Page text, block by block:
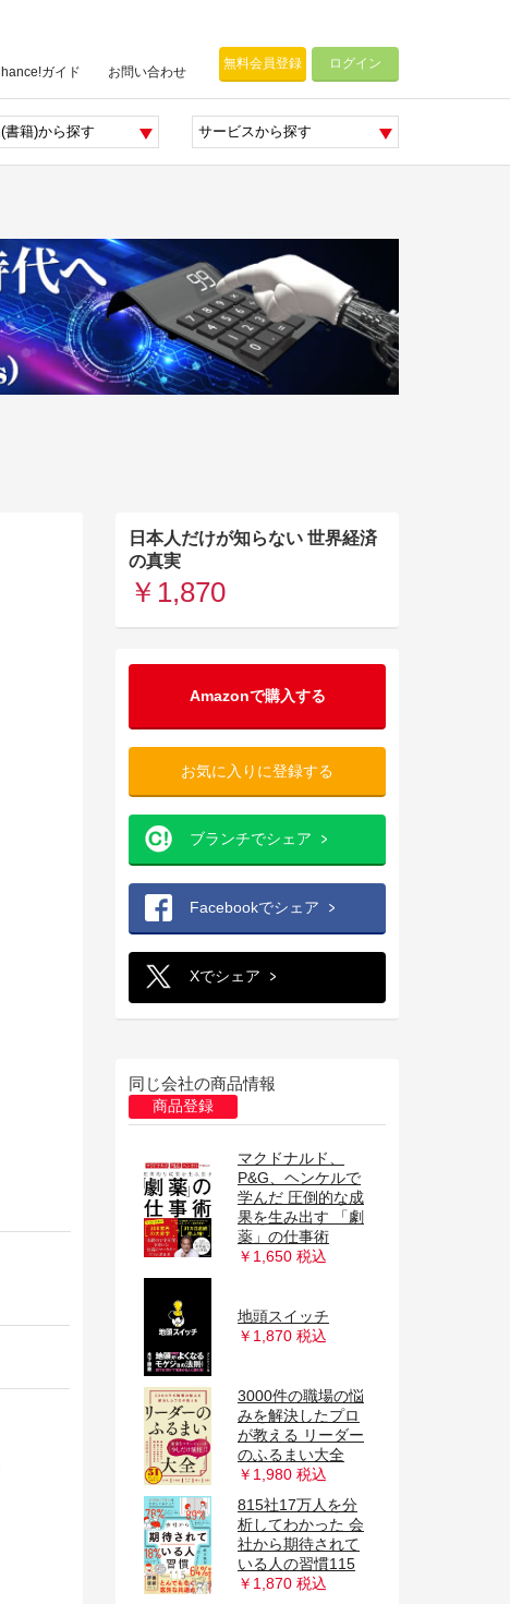
ガイド お問い合わせ
無料会員登録 ログイン
日本人だけが知らない 世界経済
の真実
￥1,870
Amazonで購入する
お気に入りに登録する
ブランチでシェア
Facebookでシェア
Xでシェア
同じ会社の商品情報
商品登録
マクドナルド、
P&G、ヘンケルで
学んだ 圧倒的な成
果を生み出す 「劇
薬」の仕事術
￥1,650 税込
地頭スイッチ
￥1,870 税込
3000件の職場の悩
みを解決したプロ
が教える リーダー
のふるまい大全
￥1,980 税込
815社17万人を分
析してわかった 会
社から期待されて
いる人の習慣115
￥1,870 税込